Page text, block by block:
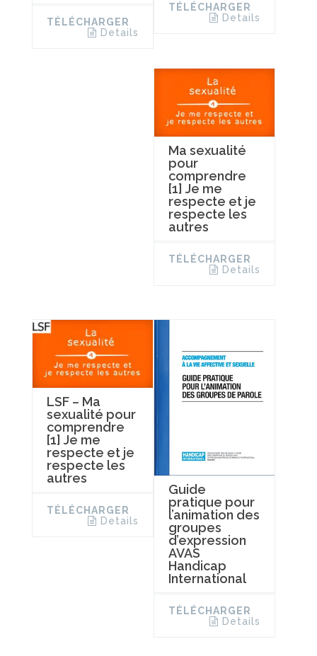
TÉLÉCHARGER
Details
TÉLÉCHARGER
Details
Ma sexualité
pour
comprendre
[1] Je me
respecte et je
respecte les
autres
TÉLÉCHARGER
Details
LSF – Ma
sexualité pour
comprendre
[1] Je me
respecte et je
respecte les
autres
TÉLÉCHARGER
Details
Guide
pratique pour
l’animation des
groupes
d’expression
AVAS
Handicap
International
TÉLÉCHARGER
Details